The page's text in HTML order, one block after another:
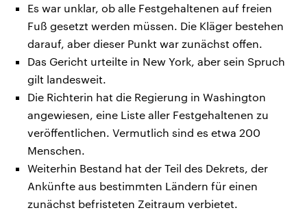
Es war unklar, ob alle Festgehaltenen auf freien
Fuß gesetzt werden müssen. Die Kläger bestehen
darauf, aber dieser Punkt war zunächst offen.
Das Gericht urteilte in New York, aber sein Spruch
gilt landesweit.
Die Richterin hat die Regierung in Washington
angewiesen, eine Liste aller Festgehaltenen zu
veröffentlichen. Vermutlich sind es etwa 200
Menschen.
Weiterhin Bestand hat der Teil des Dekrets, der
Ankünfte aus bestimmten Ländern für einen
zunächst befristeten Zeitraum verbietet.